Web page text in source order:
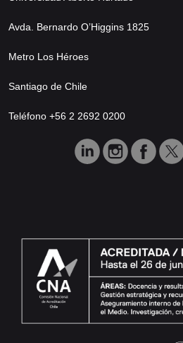
Avda. Bernardo O’Higgins 1825
Metro Los Héroes
Santiago de Chile
Teléfono +56 2 2692 0200